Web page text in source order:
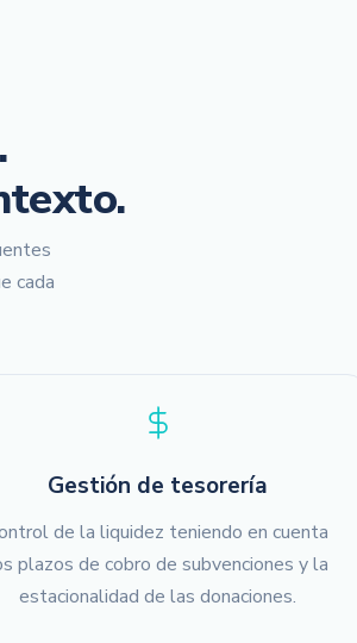
cada
Gestión de tesorería
de la liquidez teniendo en cuenta
plazos de cobro de subvenciones y la
estacionalidad de las donaciones.